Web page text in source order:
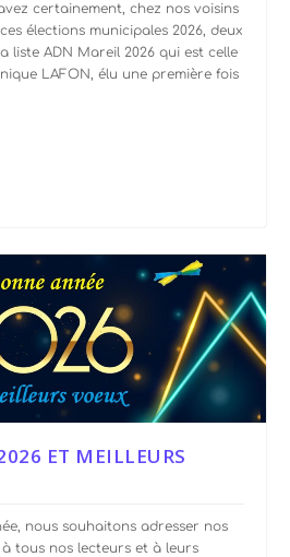
certainement, chez nos voisins
élections municipales 2026, deux
liste ADN Mareil 2026 qui est celle
LAFON, élu une première fois
ET MEILLEURS
nous souhaitons adresser nos
tous nos lecteurs et à leurs